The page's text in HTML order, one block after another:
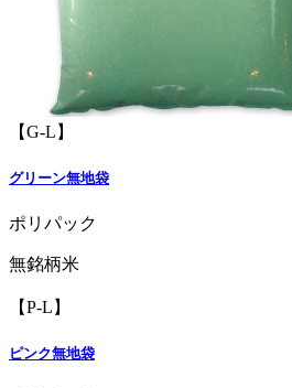
【G-L】
グリーン無地袋
ポリパック
無銘柄米
【P-L】
ピンク無地袋